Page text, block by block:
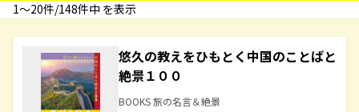
1〜20件/148件中 を表示
悠久の教えをひもとく中国のことばと
絶景１００
BOOKS 旅の名言＆絶景